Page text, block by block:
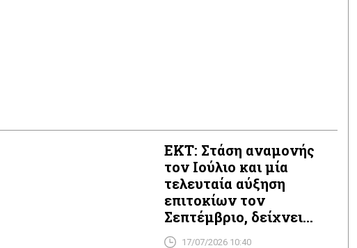
ΕΚΤ: Στάση αναμονής
τον Ιούλιο και μία
τελευταία αύξηση
επιτοκίων τον
Σεπτέμβριο, δείχνει
δημοσκόπηση
17/07/2026 10:40